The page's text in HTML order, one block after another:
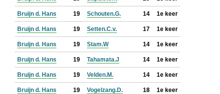
Bruijn d. Hans 19 Schouten.G. 14 1e keer
Bruijn d. Hans 19 Setten.C.v. 17 1e keer
Bruijn d. Hans 19 Stam.W 14 1e keer
Bruijn d. Hans 19 Tahamata.J 14 1e keer
Bruijn d. Hans 19 Velden.M. 14 1e keer
Bruijn d. Hans 19 Vogelzang.D. 18 1e keer